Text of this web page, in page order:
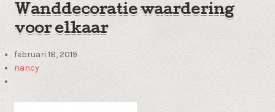
Wanddecoratie waardering
voor elkaar
februari 18, 2019
nancy